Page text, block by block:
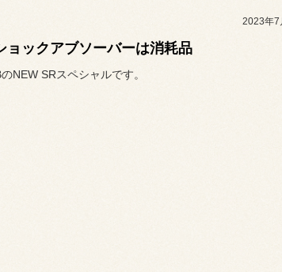
2023年7
ョックアブソーバーは消耗品
NEW SRスペシャルです。